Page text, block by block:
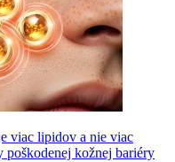
viac lipidov a nie viac
kožnej bariéry